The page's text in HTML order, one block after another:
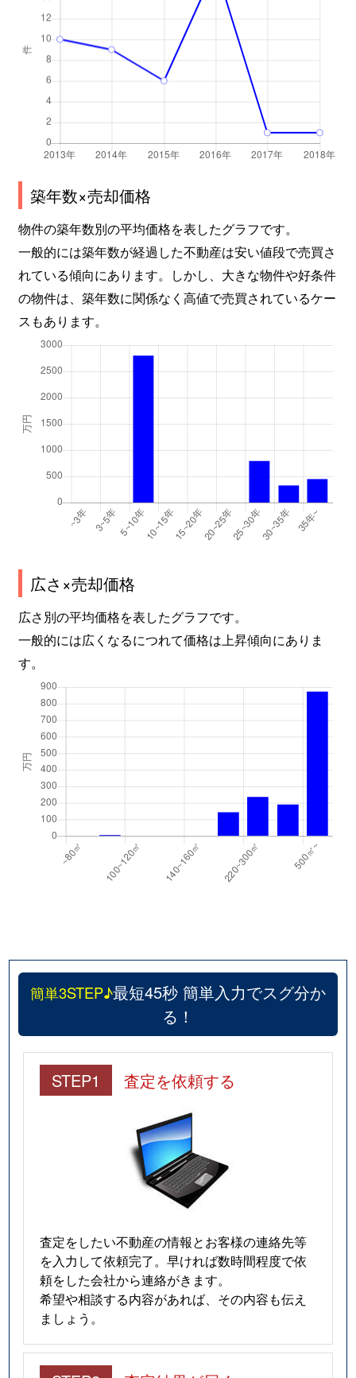
築年数×売却価格
物件の築年数別の平均価格を表したグラフです。
一般的には築年数が経過した不動産は安い値段で売買さ
れている傾向にあります。しかし、大きな物件や好条件
の物件は、築年数に関係なく高値で売買されているケー
スもあります。
広さ×売却価格
広さ別の平均価格を表したグラフです。
一般的には広くなるにつれて価格は上昇傾向にありま
す。
簡単3STEP♪最短45秒 簡単入力でスグ分か
る！
STEP1 査定を依頼する
査定をしたい不動産の情報とお客様の連絡先等
を入力して依頼完了。早ければ数時間程度で依
頼をした会社から連絡がきます。
希望や相談する内容があれば、その内容も伝え
ましょう。